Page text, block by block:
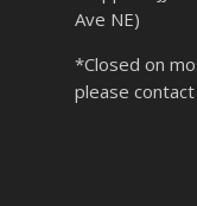
Ave NE)
*Closed on
please